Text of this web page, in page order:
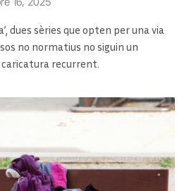
dues sèries que opten per una via
no normatius no siguin un
recurrent.